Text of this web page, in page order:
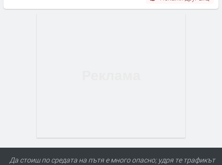
Да стоиш по средата на пътя е много опасно; удря те трафикът